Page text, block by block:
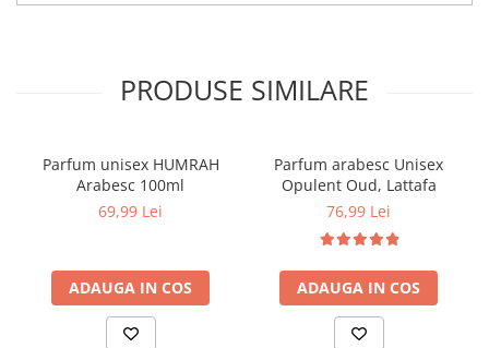
PRODUSE SIMILARE
Parfum unisex HUMRAH
Arabesc 100ml
69,99 Lei
ADAUGA IN COS
Parfum arabesc Unisex
Opulent Oud, Lattafa
76,99 Lei
ADAUGA IN COS